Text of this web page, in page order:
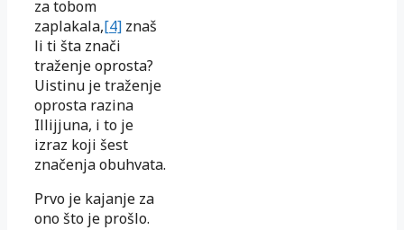
za tobom
zaplakala,[4] znaš
li ti šta znači
traženje oprosta?
Uistinu je traženje
oprosta razina
Illijjuna, i to je
izraz koji šest
značenja obuhvata.
Prvo je kajanje za
ono što je prošlo.